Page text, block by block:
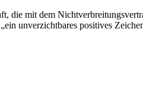
die mit dem
unverzichtbares positives